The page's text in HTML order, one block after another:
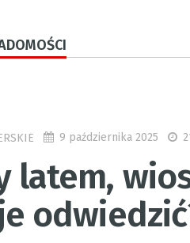
9 października 2025
latem,